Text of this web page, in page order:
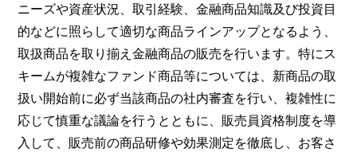
ニーズや資産状況、取引経験、金融商品知識及び投資目
的などに照らして適切な商品ラインアップとなるよう、
取扱商品を取り揃え金融商品の販売を行います。特にス
キームが複雑なファンド商品等については、新商品の取
扱い開始前に必ず当該商品の社内審査を行い、複雑性に
応じて慎重な議論を行うとともに、販売員資格制度を導
入して、販売前の商品研修や効果測定を徹底し、お客さ